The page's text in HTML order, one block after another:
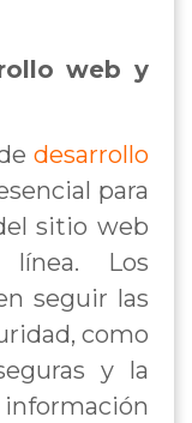
web y
desarrollo
para
sitio web
Los
seguir las
como
y la